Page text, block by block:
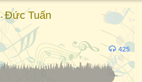
-Đức Tuấn
425